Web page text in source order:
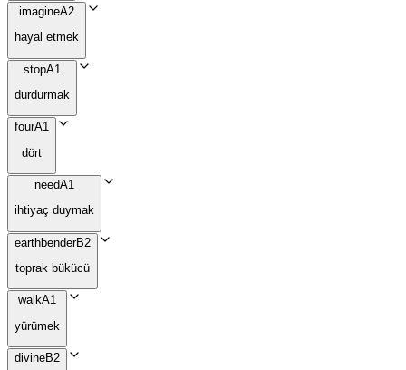
imagineA2
hayal etmek
stopA1
durdurmak
fourA1
dört
needA1
ihtiyaç duymak
earthbenderB2
toprak bükücü
walkA1
yürümek
divineB2